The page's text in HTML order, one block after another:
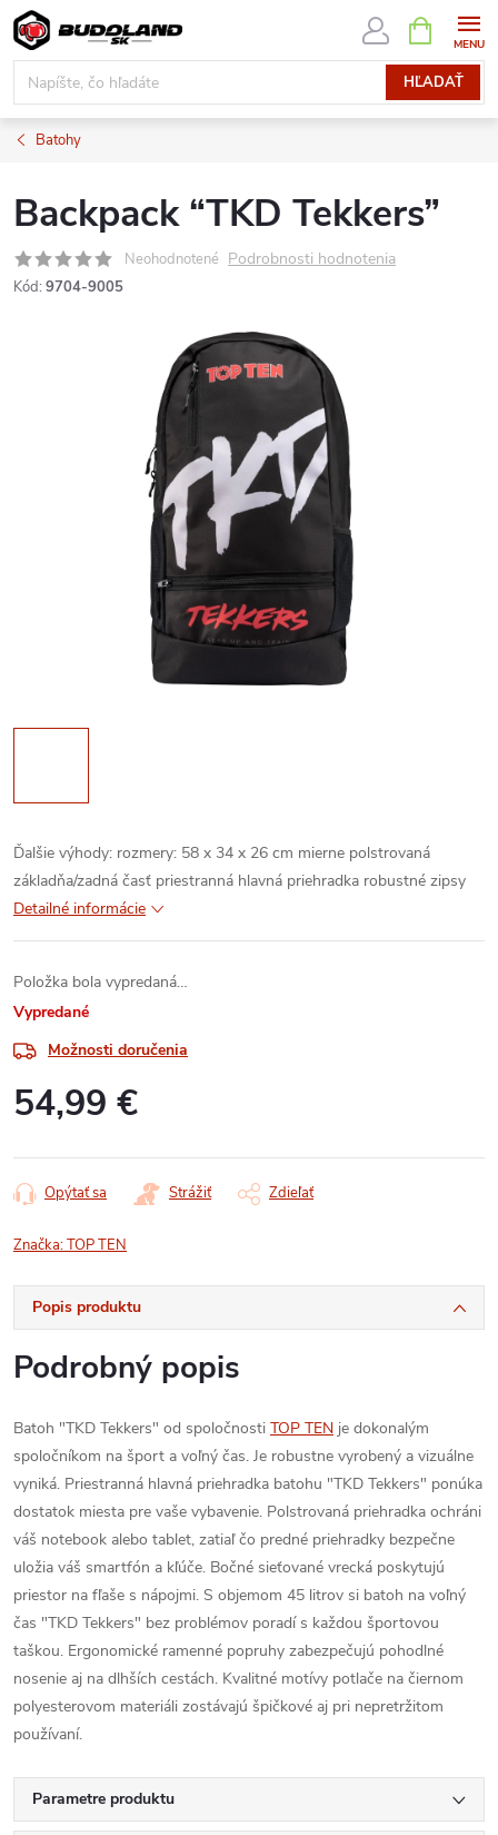
Prejsť
na
obsah
HĽADAŤ
KOŠÍK
Batohy
Backpack “TKD Tekkers”
Neohodnotené Podrobnosti hodnotenia
Kód: 9704-9005
Ďalšie výhody: rozmery: 58 x 34 x 26 cm mierne polstrovaná
základňa/zadná časť priestranná hlavná priehradka robustné zipsy
Detailné informácie
Položka bola vypredaná…
Vypredané
Možnosti doručenia
54,99 €
cena:
Opýtať sa Strážiť Zdieľať
Značka:TOP TEN
Popis produktu
Podrobný popis
Batoh "TKD Tekkers" od spoločnosti TOP TEN je dokonalým
spoločníkom na šport a voľný čas. Je robustne vyrobený a vizuálne
vyniká. Priestranná hlavná priehradka batohu "TKD Tekkers" ponúka
dostatok miesta pre vaše vybavenie. Polstrovaná priehradka ochráni
váš notebook alebo tablet, zatiaľ čo predné priehradky bezpečne
uložia váš smartfón a kľúče. Bočné sieťované vrecká poskytujú
priestor na fľaše s nápojmi. S objemom 45 litrov si batoh na voľný
čas "TKD Tekkers" bez problémov poradí s každou športovou
taškou. Ergonomické ramenné popruhy zabezpečujú pohodlné
nosenie aj na dlhších cestách. Kvalitné motívy potlače na čiernom
polyesterovom materiáli zostávajú špičkové aj pri nepretržitom
používaní.
Parametre produktu